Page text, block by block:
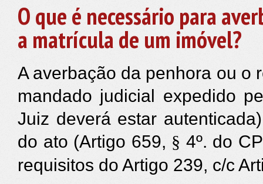
O que é necessário para
a matrícula de um imóvel?
A averbação da penhora ou o
mandado judicial expedido
Juiz deverá estar
do ato (Artigo 659, § 4º. do
requisitos do Artigo 239, c/c